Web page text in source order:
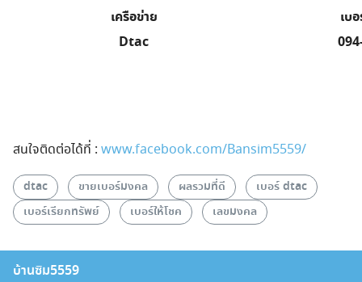
เครือข่าย
เบ
Dtac
สนใจติดต่อได้ที่ : www.facebook.com/Bansim5559/
dtac ขายเบอร์มงคล ผลรวมที่ดี
เบอร์ dtac
เบอร์เรียกทรัพย์
เบอร์ให้โชค เลขมงคล
บ้านซิม5559